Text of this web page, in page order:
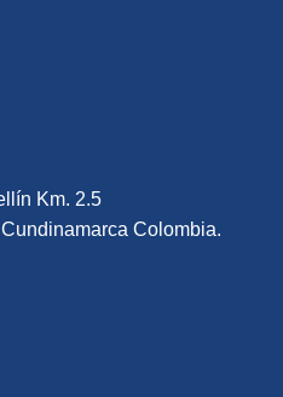
Km. 2.5
Colombia.